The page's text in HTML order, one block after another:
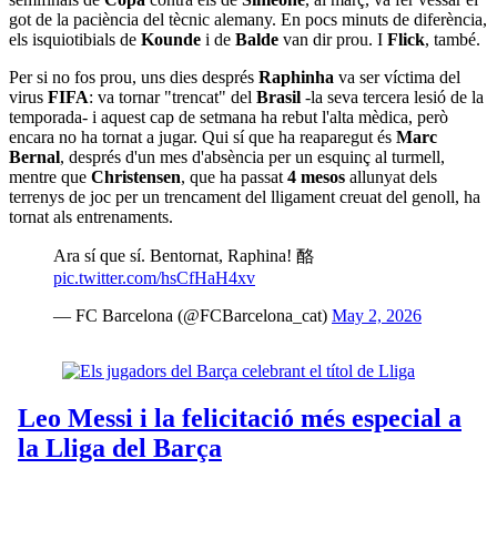
got de la paciència del tècnic alemany. En pocs minuts de diferència,
els isquiotibials de Kounde i de Balde van dir prou. I Flick, també.
Per si no fos prou, uns dies després Raphinha va ser víctima del
virus FIFA: va tornar "trencat" del Brasil -la seva tercera lesió de la
temporada- i aquest cap de setmana ha rebut l'alta mèdica, però
encara no ha tornat a jugar. Qui sí que ha reaparegut és Marc
Bernal, després d'un mes d'absència per un esquinç al turmell,
mentre que Christensen, que ha passat 4 mesos allunyat dels
terrenys de joc per un trencament del lligament creuat del genoll, ha
tornat als entrenaments.
Ara sí que sí. Bentornat, Raphina! 酪
pic.twitter.com/hsCfHaH4xv
— FC Barcelona (@FCBarcelona_cat) May 2, 2026